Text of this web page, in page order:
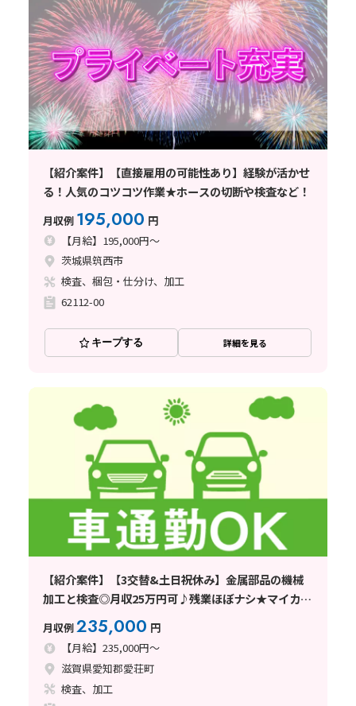
【紹介案件】【直接雇用の可能性あり】経験が活かせ
る！人気のコツコツ作業★ホースの切断や検査など！
月収例 195,000 円
【月給】195,000円～
茨城県筑西市
検査、梱包・仕分け、加工
62112-00
キープする 詳細を見る
【紹介案件】【3交替&土日祝休み】金属部品の機械
加工と検査◎月収25万円可♪残業ほぼナシ★マイカー
通勤OK！
月収例235,000 円
【月給】235,000円～
滋賀県愛知郡愛荘町
検査、加工